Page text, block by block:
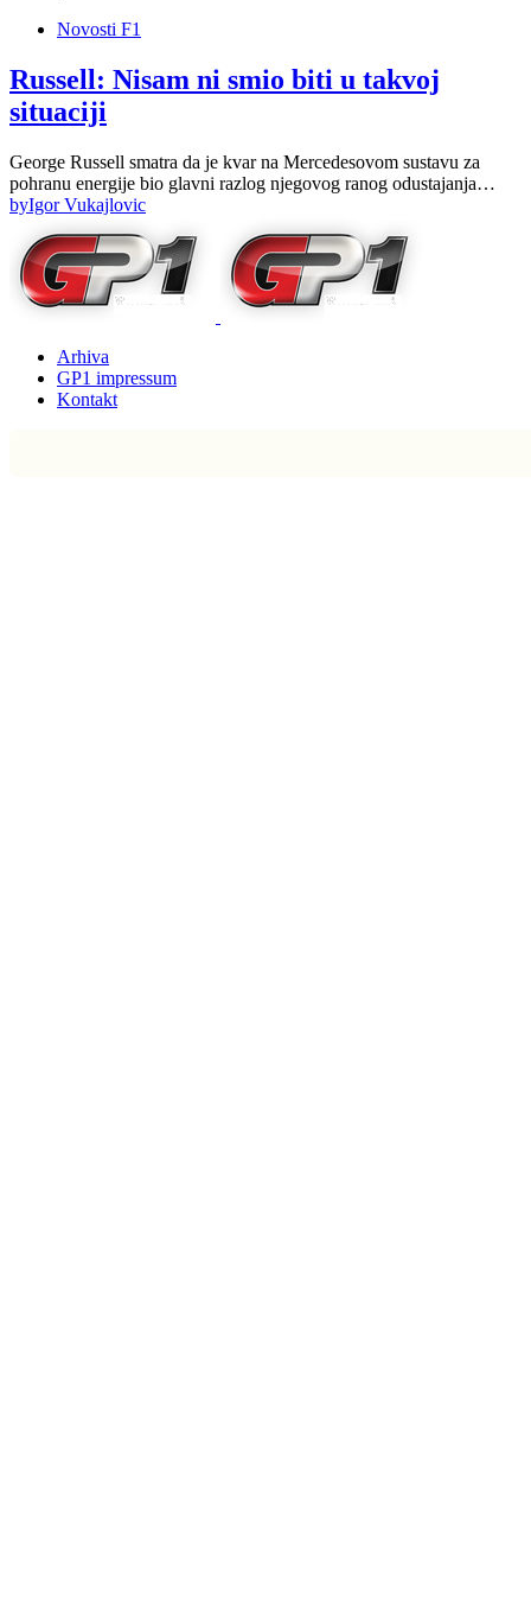
Novosti F1
Russell: Nisam ni smio biti u takvoj
situaciji
George Russell smatra da je kvar na Mercedesovom sustavu za
pohranu energije bio glavni razlog njegovog ranog odustajanja…
byIgor Vukajlovic
Arhiva
GP1 impressum
Kontakt